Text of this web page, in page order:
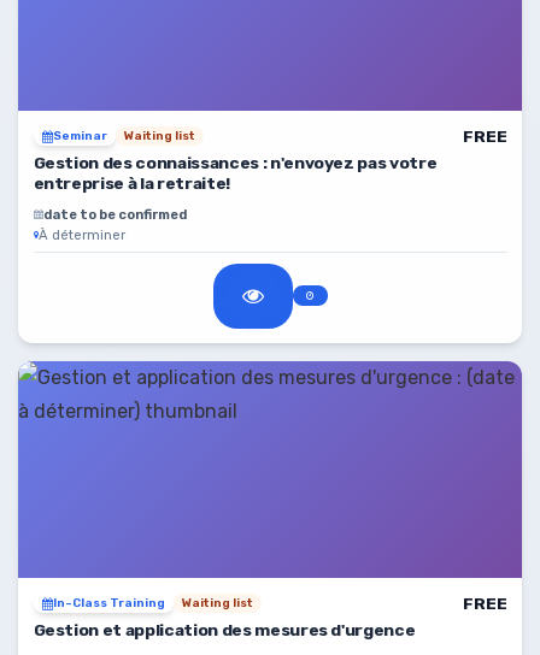
Seminar Waiting list
FREE
Gestion des connaissances : n'envoyez pas votre
entreprise à la retraite!
date to be confirmed
À déterminer
In-Class Training Waiting list
FREE
Gestion et application des mesures d'urgence